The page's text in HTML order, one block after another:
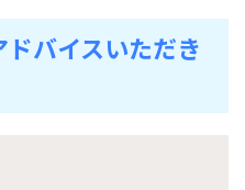
バイスいただき